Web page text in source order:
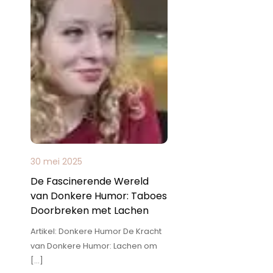
30 mei 2025
De Fascinerende Wereld
van Donkere Humor: Taboes
Doorbreken met Lachen
Artikel: Donkere Humor De Kracht
van Donkere Humor: Lachen om
[…]